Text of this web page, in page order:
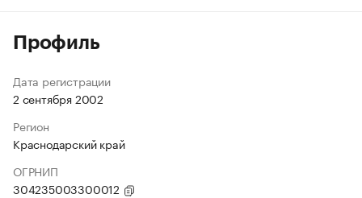
Профиль
Дата регистрации
2 сентября 2002
Регион
Краснодарский край
ОГРНИП
304235003300012